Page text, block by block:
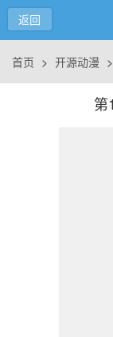
返回
首页 > 开源动漫 >
第